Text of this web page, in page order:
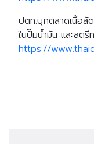
ปตท.บุกตลาดเนื้อสั
ในปั๊มน้ำมัน และสต
https://